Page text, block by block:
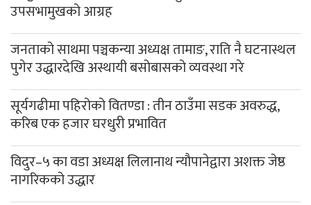
उपसभामुखको आग्रह
जनताको साथमा पञ्चकन्या अध्यक्ष तामाङ, राति नै घटनास्थल
पुगेर उद्धारदेखि अस्थायी बसोबासको व्यवस्था गरे
सूर्यगढीमा पहिरोको वितण्डा : तीन ठाउँमा सडक अवरुद्ध,
करिब एक हजार घरधुरी प्रभावित
विदुर–५ का वडा अध्यक्ष लिलानाथ न्यौपानेद्वारा अशक्त जेष्ठ
नागरिकको उद्धार